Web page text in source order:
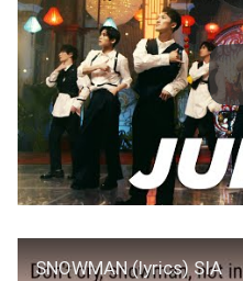
SNOWMAN (lyrics) SIA